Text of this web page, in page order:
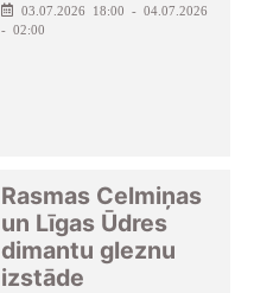
03.07.2026 18:00 - 04.07.2026
- 02:00
Rasmas Celmiņas
un Līgas Ūdres
dimantu gleznu
izstāde